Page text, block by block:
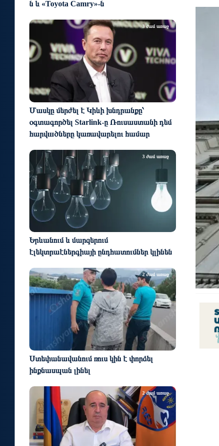
ն և «Toyota Camry»-ն
Մասկը մերժել է Կիևի խնդրանքը՝
օգտագործել Starlink-ը Ռուսաստանի դեմ
հարվшծները կառավարելու համար
3 ժամ առաջ
Երևանում և մարզերում
էլեկտրաէներգիայի ընդհատումներ կլինեն
3 ժամ առաջ
Ստեփանավանում ռուս կին է փորձել
ինքնասպան լինել
2 ժամ առաջ
2 ժամ առաջ